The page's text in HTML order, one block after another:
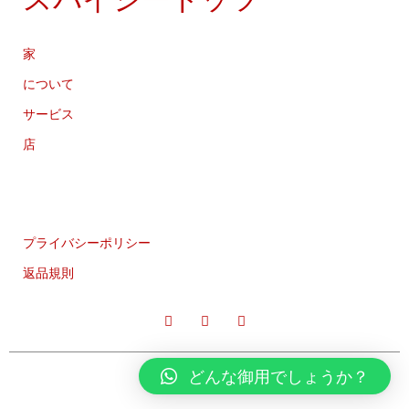
家
について
サービス
店
プライバシーポリシー
返品規則
CC:2021 TEMPLATELY 著作権すべての権利を留保します。
どんな御用でしょうか？